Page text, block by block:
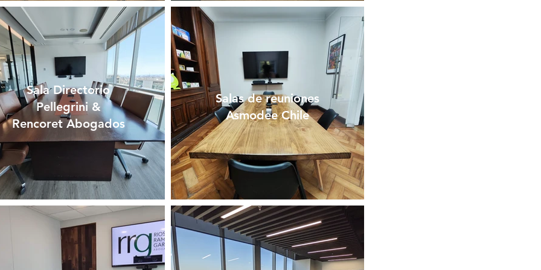
Sala Directorio
Pellegrini &
Rencoret Abogados
Salas de reuniones
Asmodee Chile